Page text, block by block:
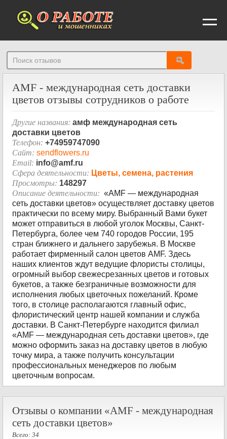
AMF - международная сеть доставки
цветов отзывы сотрудников о работе
Другие названия: амф международная сеть
доставки цветов
Телефон: +74959747090
Сайт: sendflowers.ru
Email: info@amf.ru
Сфера деятельности: Цветы, семена, растения
Просмотры: 148297
Описание деятельности: «AMF — международная
сеть доставки цветов» осуществляет доставку цветов
практически по всему миру. Выбранный Вами букет
может отправиться в любой уголок Москвы, Санкт-
Петербурга, более чем 740 городов России, 195
стран ближнего и дальнего зарубежья. В Москве
работает фирменный салон цветов AMF. Здесь
наших клиентов ждут ведущие флористы столицы,
огромный выбор свежесрезанных цветов и готовых
букетов, а также безграничные возможности для
исполнения любых цветочных пожеланий. Кроме
того, в столице располагаются главный офис,
флористический центр нашей компании и служба
доставки. В Санкт-Петербурге находится филиал
«AMF — международная сеть доставки цветов», где
можно оформить заказ на доставку цветов в любую
точку мира, а также получить консультации
профессиональных менеджеров по любым
цветочным вопросам.
Отзывы о компании «AMF - международная
сеть доставки цветов»
Всего: 34